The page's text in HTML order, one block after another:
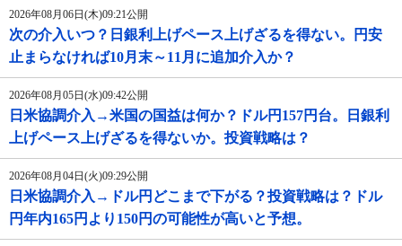
2026年08月06日(木)09:21公開
次の介入いつ？日銀利上げペース上げざるを得ない。円安
止まらなければ10月末～11月に追加介入か？
2026年08月05日(水)09:42公開
日米協調介入→米国の国益は何か？ドル円157円台。日銀利
上げペース上げざるを得ないか。投資戦略は？
2026年08月04日(火)09:29公開
日米協調介入→ドル円どこまで下がる？投資戦略は？ドル
円年内165円より150円の可能性が高いと予想。